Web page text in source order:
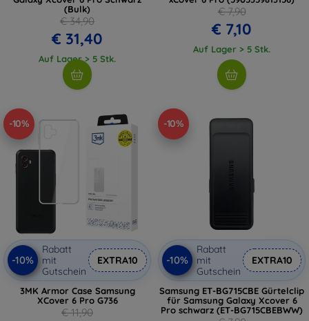
(Bulk)
€ 34,90
€ 31,40
Auf Lager > 5 Stk.
€ 7,90
€ 7,10
Auf Lager > 5 Stk.
-10%
-10%
Rabatt
mit
Gutschein
EXTRA10
3MK Armor Case Samsung
XCover 6 Pro G736
€ 11,90
-10%
-10%
Rabatt
mit
Gutschein
EXTRA10
Samsung ET-BG715CBE Gürtelclip
für Samsung Galaxy Xcover 6
Pro schwarz (ET-BG715CBEBWW)